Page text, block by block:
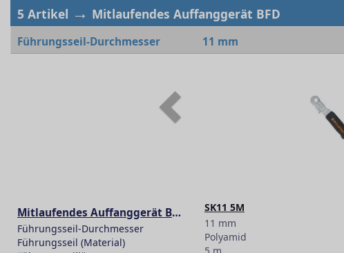
5 Artikel → Mitlaufendes Auffanggerät BFD
Führungsseil-Durchmesser 11 mm
Mitlaufendes Auffanggerät BFD
Führungsseil-Durchmesser
Führungsseil (Material)
SK11 5M
11 mm
Polyamid